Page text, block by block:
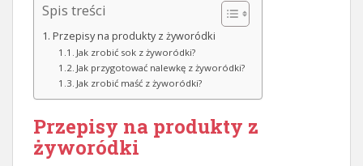
Spis treści
Przepisy na produkty z żyworódki
Jak zrobić sok z żyworódki?
Jak przygotować nalewkę z żyworódki?
Jak zrobić maść z żyworódki?
Przepisy na produkty z
żyworódki